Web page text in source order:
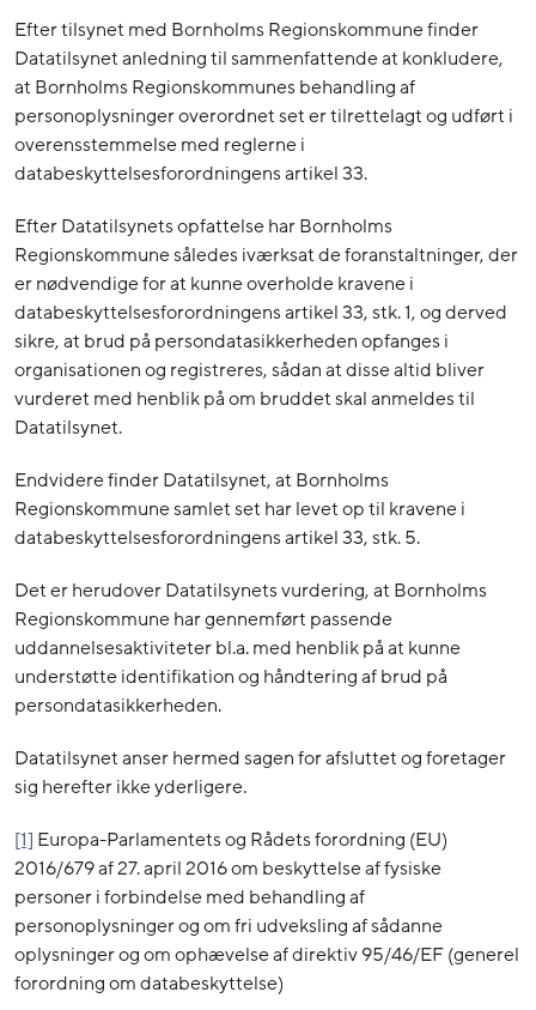
Efter tilsynet med Bornholms Regionskommune finder
Datatilsynet anledning til sammenfattende at konkludere,
at Bornholms Regionskommunes behandling af
personoplysninger overordnet set er tilrettelagt og udført i
overensstemmelse med reglerne i
databeskyttelsesforordningens artikel 33.
Efter Datatilsynets opfattelse har Bornholms
Regionskommune således iværksat de foranstaltninger, der
er nødvendige for at kunne overholde kravene i
databeskyttelsesforordningens artikel 33, stk. 1, og derved
sikre, at brud på persondatasikkerheden opfanges i
organisationen og registreres, sådan at disse altid bliver
vurderet med henblik på om bruddet skal anmeldes til
Datatilsynet.
Endvidere finder Datatilsynet, at Bornholms
Regionskommune samlet set har levet op til kravene i
databeskyttelsesforordningens artikel 33, stk. 5.
Det er herudover Datatilsynets vurdering, at Bornholms
Regionskommune har gennemført passende
uddannelsesaktiviteter bl.a. med henblik på at kunne
understøtte identifikation og håndtering af brud på
persondatasikkerheden.
Datatilsynet anser hermed sagen for afsluttet og foretager
sig herefter ikke yderligere.
[1] Europa-Parlamentets og Rådets forordning (EU)
2016/679 af 27. april 2016 om beskyttelse af fysiske
personer i forbindelse med behandling af
personoplysninger og om fri udveksling af sådanne
oplysninger og om ophævelse af direktiv 95/46/EF (generel
forordning om databeskyttelse)